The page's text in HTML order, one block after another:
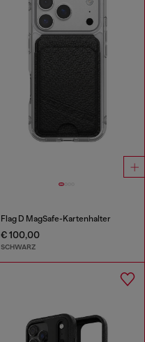
Flag D MagSafe-Kartenhalter
€ 100,00
SCHWARZ